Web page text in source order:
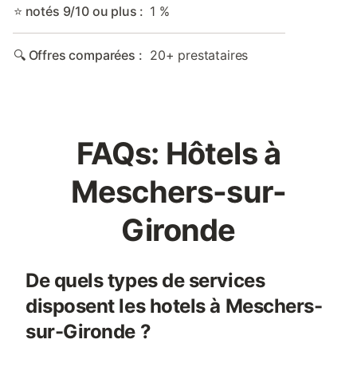
⭐ notés 9/10 ou plus : 1 %
🔍 Offres comparées : 20+ prestataires
FAQs: Hôtels à
Meschers-sur-
Gironde
De quels types de services
disposent les hotels à Meschers-
sur-Gironde ?